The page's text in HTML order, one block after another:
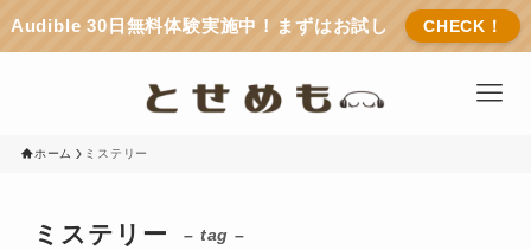
Audible 30日無料体験実施中！まずはお試し CHECK！
ホーム ミステリー
ミステリー – tag –